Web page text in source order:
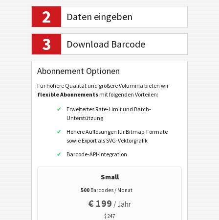
Electronic Banking / SEPA
Mobile Tagging
QR-Code
Data Matrix
URL
Telefonnummer anrufen
SMS senden
Twitter Profil
Facebook Profil
Facebook Gefällt Mir / Like
LinkedIn Benutzerprofil
2 Daten eingeben
3 Download Barcode
Abonnement Optionen
Für höhere Qualität und größere Volumina bieten wir
flexible Abonnements mit folgenden Vorteilen:
Erweitertes Rate-Limit und Batch-
Unterstützung
Höhere Auflösungen für Bitmap-Formate
sowie Export als SVG-Vektorgrafik
Barcode-API-Integration
Small
500 Barcodes / Monat
€ 199 / Jahr
$ 247